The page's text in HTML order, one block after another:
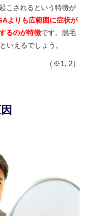
こされるという特徴が
よりも広範囲に症状が
るのが特徴です。脱毛
いえるでしょう。
（※1, 2）